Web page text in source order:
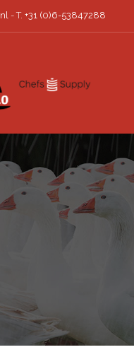
- T. +31 (0)6-53847288